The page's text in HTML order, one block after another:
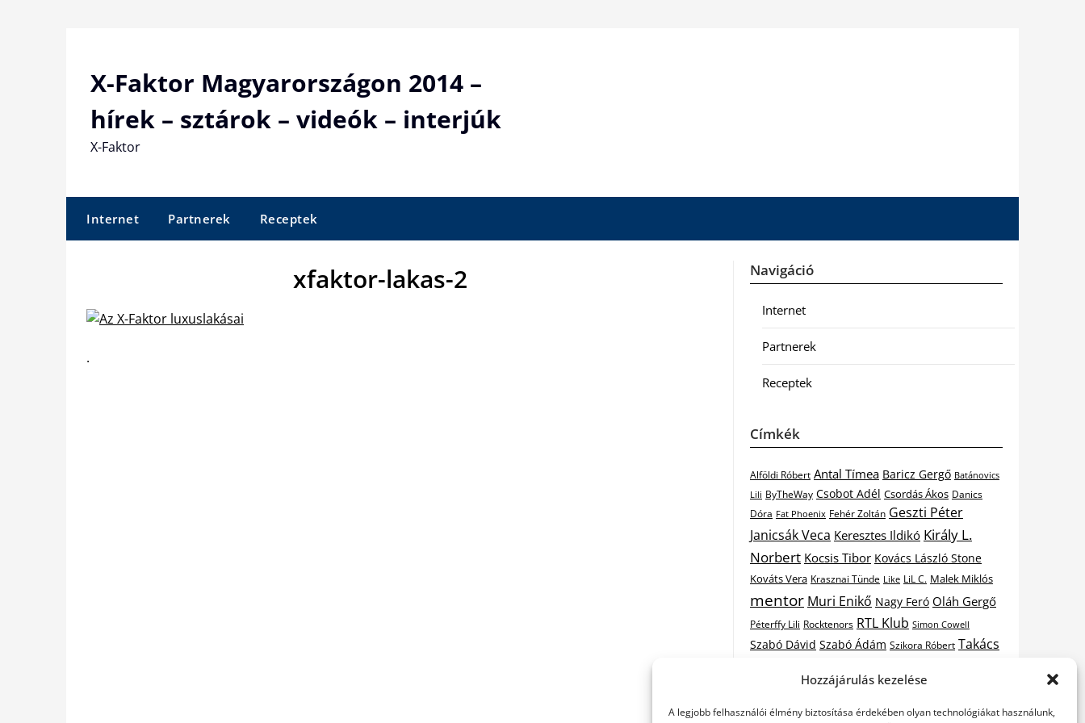
Hozzájárulás kezelése
A legjobb felhasználói élmény biztosítása érdekében olyan technológiákat használunk,
X-Faktor Magyarországon 2014 –
hírek – sztárok – videók – interjúk
X-Faktor
Internet Partnerek Receptek
xfaktor-lakas-2
.
Navigáció
Internet
Partnerek
Receptek
Címkék
Alföldi Róbert Antal Tímea Baricz Gergő Batánovics
Lili ByTheWay Csobot Adél Csordás Ákos Danics
Dóra Fat Phoenix Fehér Zoltán Geszti Péter
Janicsák Veca Keresztes Ildikó Király L.
Norbert Kocsis Tibor Kovács László Stone
Kováts Vera Krasznai Tünde Like LiL C. Malek Miklós
mentor Muri Enikő Nagy Feró Oláh Gergő
Péterffy Lili Rocktenors RTL Klub Simon Cowell
Szabó Dávid Szabó Ádám Szikora Róbert Takács